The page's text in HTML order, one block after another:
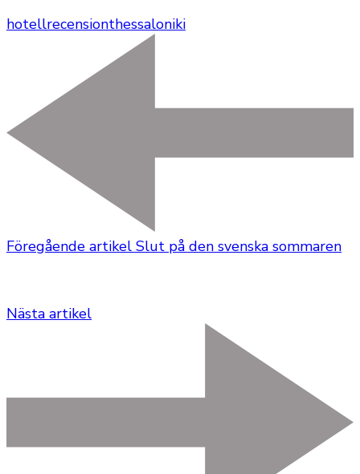
hotellrecensionthessaloniki
Föregående artikel Slut på den svenska sommaren
Nästa artikel